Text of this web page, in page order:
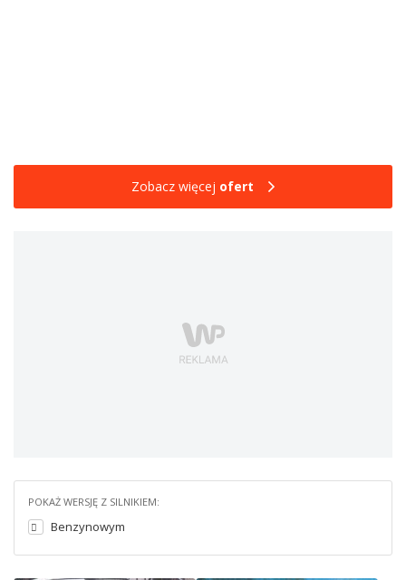
Zobacz więcej ofert
POKAŻ WERSJĘ Z SILNIKIEM:
Benzynowym